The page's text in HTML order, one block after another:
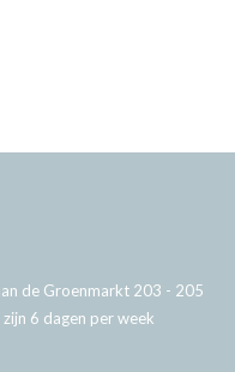
de Groenmarkt 203 - 205
6 dagen per week